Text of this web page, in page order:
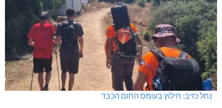
נחל כזיב: חילוץ בעומס החום הכבד